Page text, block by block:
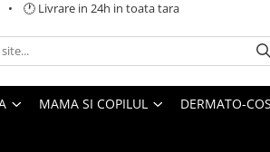
• 🕐 Livrare in 24h in toata tara
MAMA SI COPILUL DERMATO-